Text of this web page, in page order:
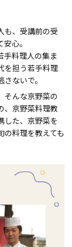
も、受講前の受
心。
手料理人の集ま
を担う若手料理
ないで。
そんな京野菜の
、京野菜料理教
した、京野菜を
の料理を教えても